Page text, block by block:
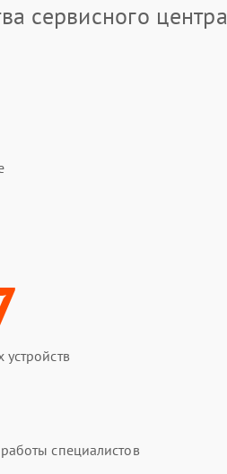
сервисного центра
специалистов